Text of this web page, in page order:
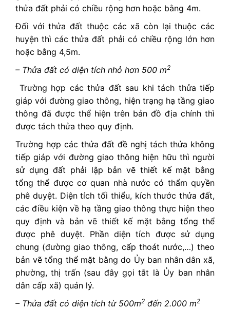
thửa đất phải có chiều rộng hơn hoặc bằng 4m.
Đối với thửa đất thuộc các xã còn lại thuộc các
huyện thì các thửa đất phải có chiều rộng lớn hơn
hoặc bằng 4,5m.
– Thửa đất có diện tích nhỏ hơn 500 m2
Trường hợp các thửa đất sau khi tách thửa tiếp
giáp với đường giao thông, hiện trạng hạ tầng giao
thông đã được thể hiện trên bản đồ địa chính thì
được tách thửa theo quy định.
Trường hợp các thửa đất đề nghị tách thửa không
tiếp giáp với đường giao thông hiện hữu thì người
sử dụng đất phải lập bản vẽ thiết kế mặt bằng
tổng thể được cơ quan nhà nước có thẩm quyền
phê duyệt. Diện tích tối thiểu, kích thước thửa đất,
các điều kiện về hạ tầng giao thông thực hiện theo
quy định và bản vẽ thiết kế mặt bằng tổng thể
được phê duyệt. Phần diện tích được sử dụng
chung (đường giao thông, cấp thoát nước,…) theo
bản vẽ tổng thể mặt bằng do Ủy ban nhân dân xã,
phường, thị trấn (sau đây gọi tắt là Ủy ban nhân
dân cấp xã) quản lý.
– Thửa đất có diện tích từ 500m2 đến 2.000 m2